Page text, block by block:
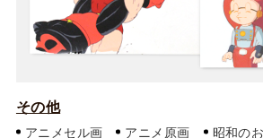
その他
アニメセル画 アニメ原画
昭和の